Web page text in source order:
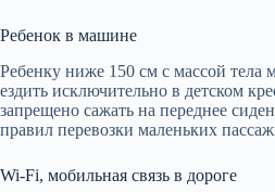
Ребенок в машине
Ребенку ниже 150 см с массой тела
ездить исключительно в детском
запрещено сажать на переднее
правил перевозки маленьких
Wi-Fi, мобильная связь в дороге